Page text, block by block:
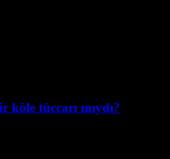
köle tüccarı mıydı?